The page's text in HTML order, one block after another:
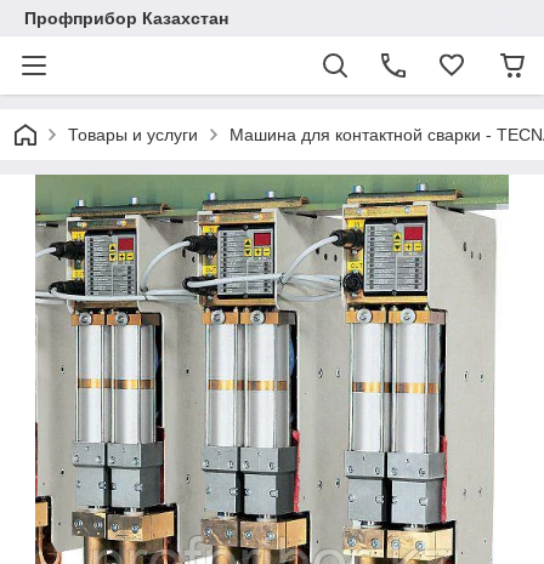
Профприбор Казахстан
Товары и услуги Машина для контактной сварки -